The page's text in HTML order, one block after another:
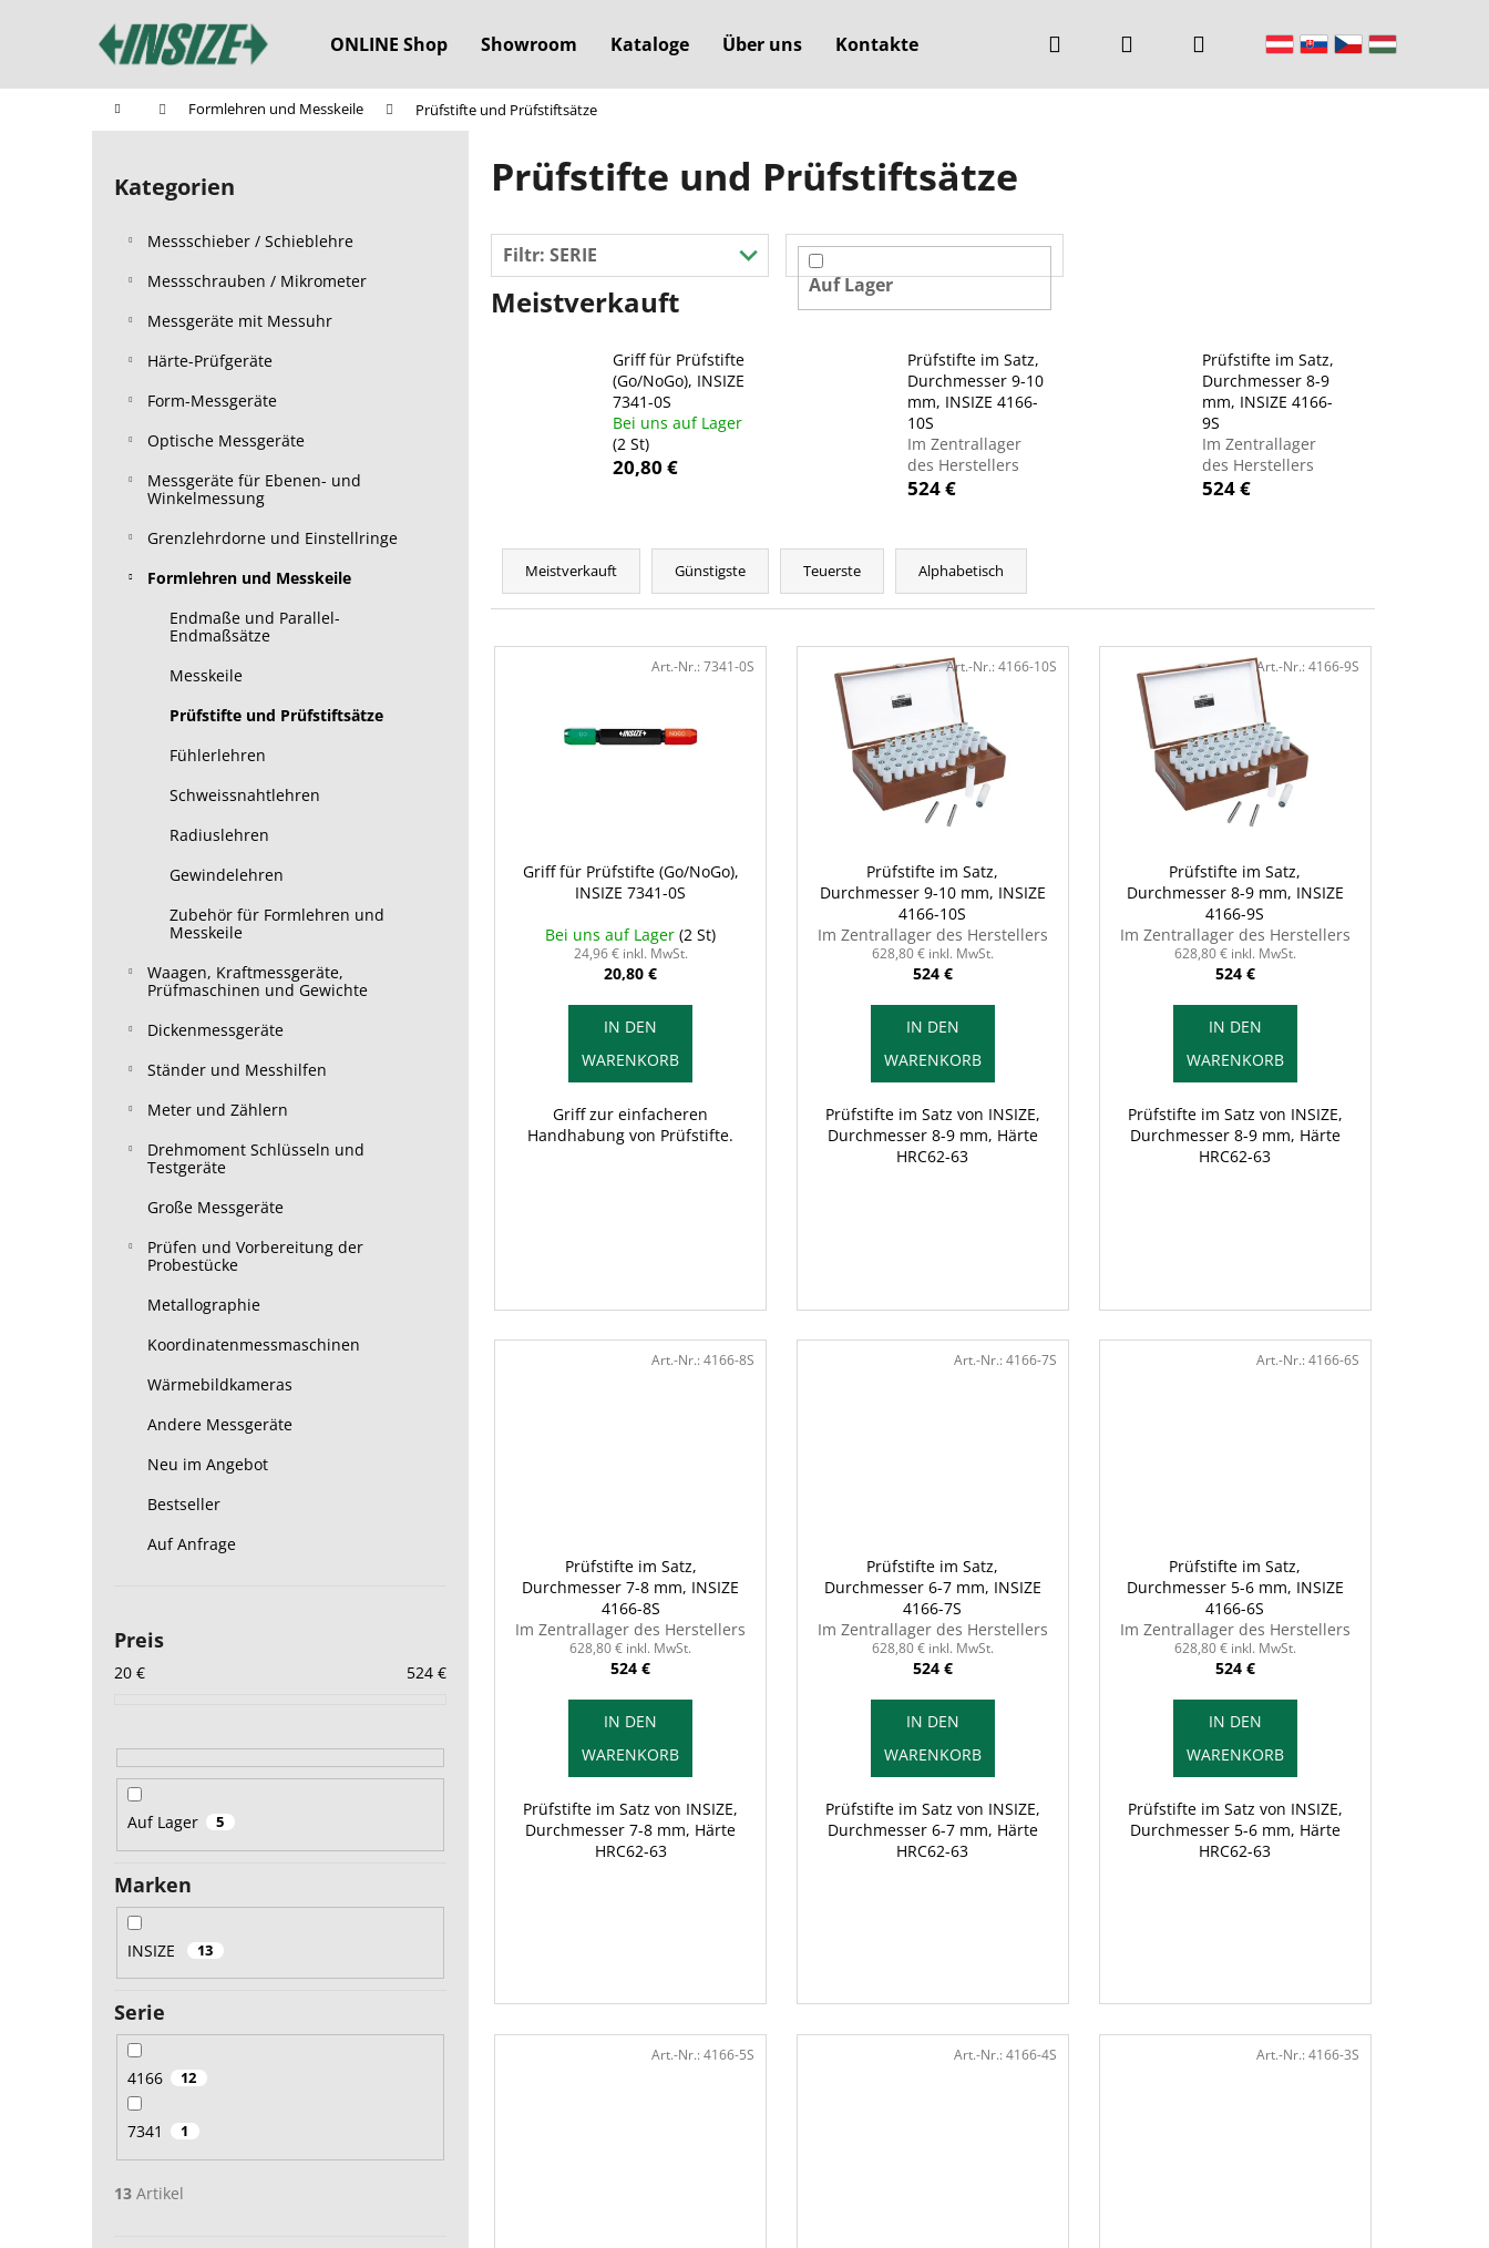
ONLINE Shop Showroom Kataloge Über uns Kontakte Suchen Warenkorb
StartseiteFormlehren und Messkeile Prüfstifte und Prüfstiftsätze
S
Kategorien
überspringen
Kategorien
Messschieber / Schieblehre
Messschrauben / Mikrometer
Messgeräte mit Messuhr
Härte-Prüfgeräte
Form-Messgeräte
Optische Messgeräte
Messgeräte für Ebenen- und
Winkelmessung
Grenzlehrdorne und Einstellringe
Formlehren und Messkeile
Endmaße und Parallel-
Endmaßsätze
Messkeile
Prüfstifte und Prüfstiftsätze
Fühlerlehren
Schweissnahtlehren
Radiuslehren
Gewindelehren
Zubehör für Formlehren und
Messkeile
Waagen, Kraftmessgeräte,
Prüfmaschinen und Gewichte
Dickenmessgeräte
Ständer und Messhilfen
Meter und Zählern
Drehmoment Schlüsseln und
Testgeräte
Große Messgeräte
Prüfen und Vorbereitung der
Probestücke
Metallographie
Koordinatenmessmaschinen
Wärmebildkameras
Andere Messgeräte
Neu im Angebot
Bestseller
Auf Anfrage
Preis
20 € 524 €
Auf Lager 5
Marken
INSIZE 13
Serie
4166 12
7341 1
13 Artikel
Prüfstifte und Prüfstiftsätze
Filtr: SERIE
Auf Lager
Meistverkauft
Griff für Prüfstifte
(Go/NoGo), INSIZE
7341-0S
Bei uns auf Lager
(2 St)
20,80 €
Prüfstifte im Satz,
Durchmesser 9-10
mm, INSIZE 4166-
10S
Im Zentrallager
des Herstellers
524 €
Prüfstifte im Satz,
Durchmesser 8-9
mm, INSIZE 4166-
9S
Im Zentrallager
des Herstellers
524 €
P
o
Meistverkauft Günstigste Teuerste Alphabetisch
L
Griff für Prüfstifte (Go/NoGo),
INSIZE 7341-0S
Bei uns auf Lager(2 St)
24,96 € inkl. MwSt.
20,80 €
IN DEN
WARENKORB
Griff zur einfacheren
Handhabung von Prüfstifte.
Art.-Nr.:7341-0S
Prüfstifte im Satz,
Durchmesser 9-10 mm, INSIZE
4166-10S
Im Zentrallager des Herstellers
628,80 € inkl. MwSt.
524 €
IN DEN
WARENKORB
Prüfstifte im Satz von INSIZE,
Durchmesser 8-9 mm, Härte
HRC62-63
Art.-Nr.: 4166-10S
Prüfstifte im Satz,
Durchmesser 8-9 mm, INSIZE
4166-9S
Im Zentrallager des Herstellers
628,80 € inkl. MwSt.
524 €
IN DEN
WARENKORB
Prüfstifte im Satz von INSIZE,
Durchmesser 8-9 mm, Härte
HRC62-63
Art.-Nr.: 4166-9S
Prüfstifte im Satz,
Durchmesser 7-8 mm, INSIZE
4166-8S
Im Zentrallager des Herstellers
628,80 € inkl. MwSt.
524 €
IN DEN
WARENKORB
Prüfstifte im Satz von INSIZE,
Durchmesser 7-8 mm, Härte
HRC62-63
Art.-Nr.:4166-8S
Prüfstifte im Satz,
Durchmesser 6-7 mm, INSIZE
4166-7S
Im Zentrallager des Herstellers
628,80 € inkl. MwSt.
524 €
IN DEN
WARENKORB
Prüfstifte im Satz von INSIZE,
Durchmesser 6-7 mm, Härte
HRC62-63
Art.-Nr.: 4166-7S
Prüfstifte im Satz,
Durchmesser 5-6 mm, INSIZE
4166-6S
Im Zentrallager des Herstellers
628,80 € inkl. MwSt.
524 €
IN DEN
WARENKORB
Prüfstifte im Satz von INSIZE,
Durchmesser 5-6 mm, Härte
HRC62-63
Art.-Nr.: 4166-6S
Art.-Nr.:4166-5S Art.-Nr.: 4166-4S Art.-Nr.: 4166-3S
e
Zurück
zum
Zurück
zum
Was suchen Sie?
Wir empfehlen